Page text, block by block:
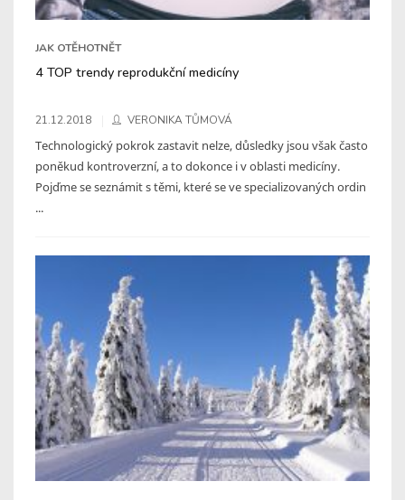
JAK OTĚHOTNĚT
4 TOP trendy reprodukční medicíny
21.12.2018 VERONIKA TŮMOVÁ
Technologický pokrok zastavit nelze, důsledky jsou však často
poněkud kontroverzní, a to dokonce i v oblasti medicíny.
Pojďme se seznámit s těmi, které se ve specializovaných ordin
...